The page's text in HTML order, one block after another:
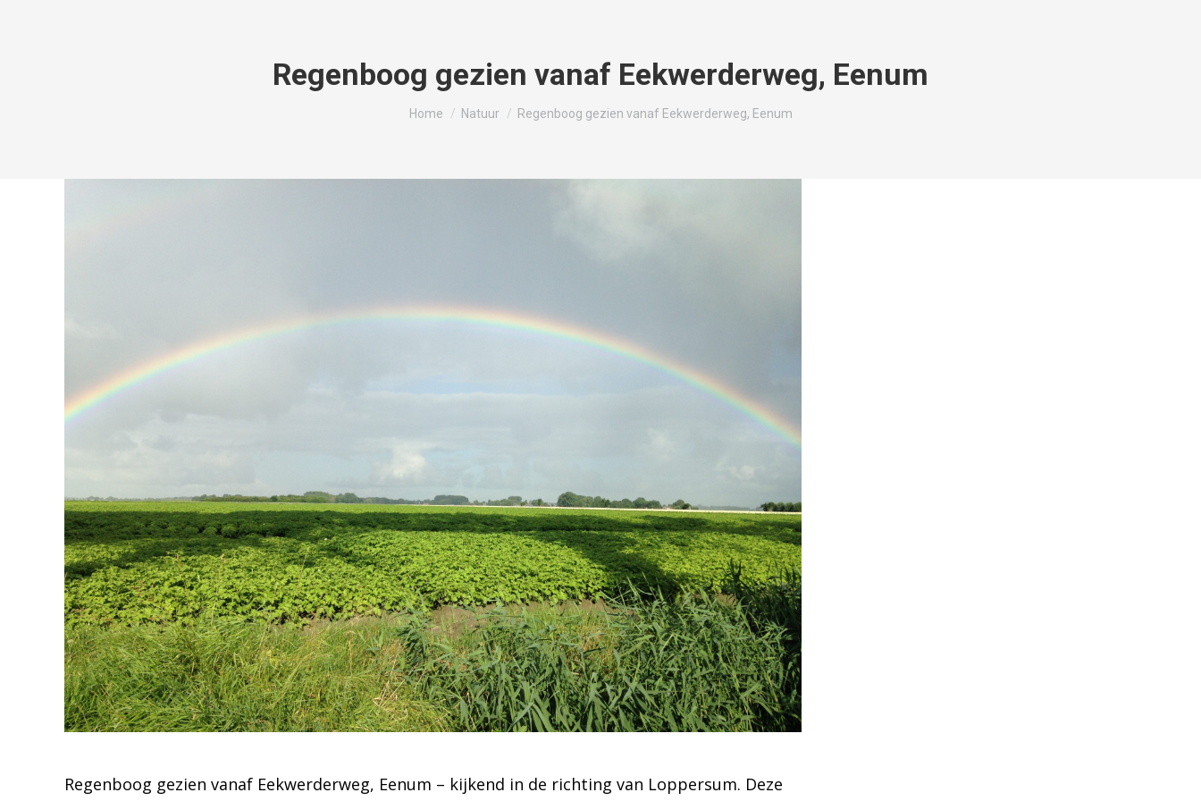
Regenboog gezien vanaf Eekwerderweg, Eenum
Je bent hier:
Home Natuur Regenboog gezien vanaf Eekwerderweg, Eenum
Regenboog gezien vanaf Eekwerderweg, Eenum – kijkend in de richting van Loppersum. Deze